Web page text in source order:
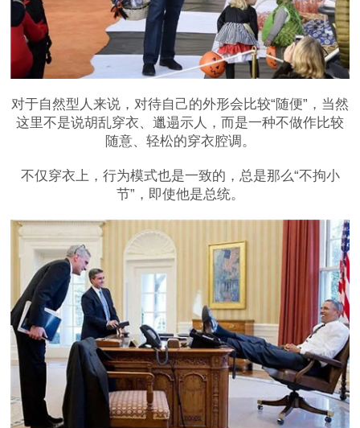
对于自然型人来说，对待自己的外形会比较“随便”，当然
这里不是说胡乱穿衣、邋遢示人，而是一种不做作比较
随意、轻松的穿衣腔调。
不仅穿衣上，行为模式也是一致的，总是那么“不拘小
节”，即使他是总统。